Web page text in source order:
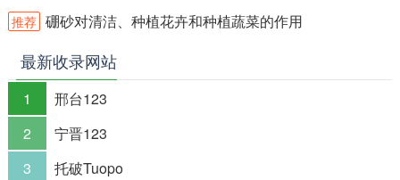
推荐 硼砂对清洁、种植花卉和种植蔬菜的作用
最新收录网站
1
邢台123
2
宁晋123
3
托破Tuopo